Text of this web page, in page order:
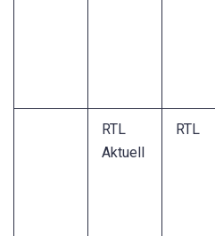
RTL
Aktuell
RTL